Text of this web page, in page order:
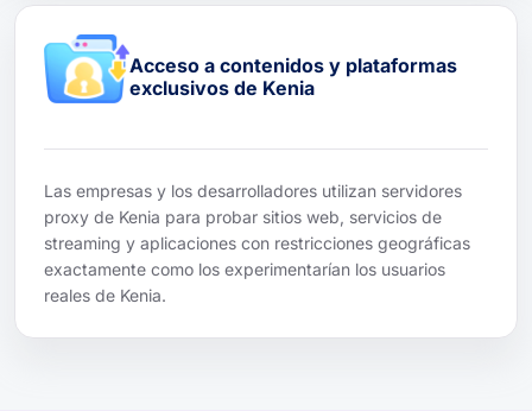
Acceso a contenidos y plataformas
exclusivos de Kenia
Las empresas y los desarrolladores utilizan servidores
proxy de Kenia para probar sitios web, servicios de
streaming y aplicaciones con restricciones geográficas
exactamente como los experimentarían los usuarios
reales de Kenia.